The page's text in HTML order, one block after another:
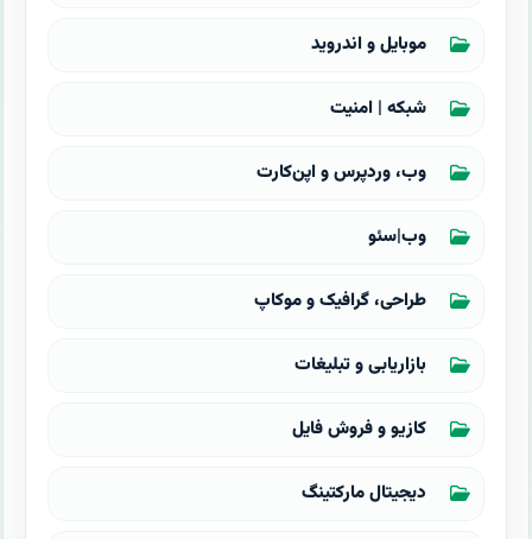
موبایل و اندروید
شبکه | امنیت
وب، وردپرس و اپن‌کارت
وب|سئو
طراحی، گرافیک و موکاپ
بازاریابی و تبلیغات
کازیو و فروش فایل
دیجیتال مارکتینگ